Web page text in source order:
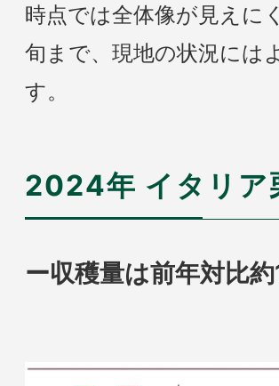
時点では全体像が見えに
旬まで、現地の状況には
す。
2024年 イタリア
ー収穫量は前年対比